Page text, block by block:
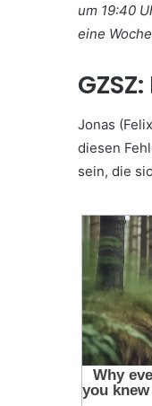
um 19:40
eine
Jonas
diesen
sein, die